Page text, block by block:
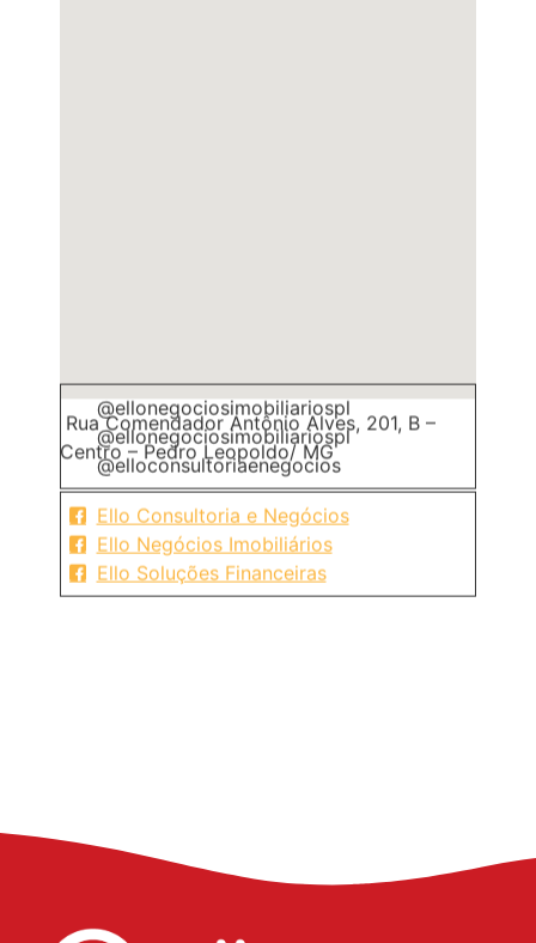
Rua Comendador Antônio Alves, 201, B –
Centro – Pedro Leopoldo/ MG
@ellonegociosimobiliariospl
@ellonegociosimobiliariospl
@elloconsultoriaenegocios
Ello Consultoria e Negócios
Ello Negócios Imobiliários
Ello Soluções Financeiras